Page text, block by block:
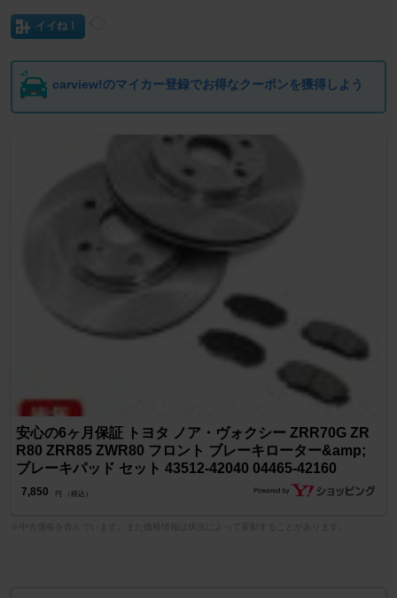
イイね！
carview!のマイカー登録でお得なクーポンを獲得しよう
安心の6ヶ月保証 トヨタ ノア・ヴォクシー ZRR70G ZR
R80 ZRR85 ZWR80 フロント ブレーキローター&amp;
ブレーキパッド セット 43512-42040 04465-42160
7,850 円 （税込）